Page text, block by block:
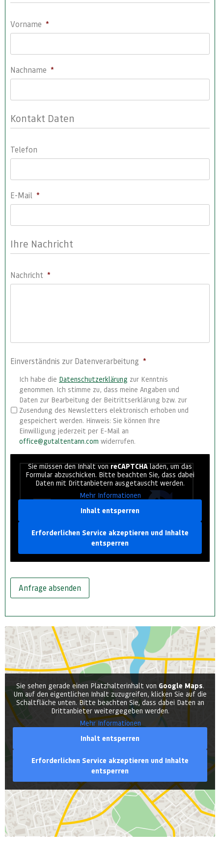
Vorname *
Nachname *
Kontakt Daten
Telefon
E-Mail *
Ihre Nachricht
Nachricht *
Einverständnis zur Datenverarbeitung *
Ich habe die Datenschutzerklärung zur Kenntnis
genommen. Ich stimme zu, dass meine Angaben und
Daten zur Bearbeitung der Beitrittserklärung bzw. zur
Zusendung des Newsletters elektronisch erhoben und
gespeichert werden. Hinweis: Sie können Ihre
Einwilligung jederzeit per E-Mail an
office@gutaltentann.com widerrufen.
Sie müssen den Inhalt vonreCAPTCHAladen, um das
Formular abzuschicken. Bitte beachten Sie, dass dabei
Daten mit Drittanbietern ausgetauscht werden.
Mehr Informationen
Inhalt entsperren
Erforderlichen Service akzeptieren und Inhalte
entsperren
Anfrage absenden
Sie sehen gerade einen Platzhalterinhalt von Google Maps.
Um auf den eigentlichen Inhalt zuzugreifen, klicken Sie auf die
Schaltfläche unten. Bitte beachten Sie, dass dabei Daten an
Drittanbieter weitergegeben werden.
Mehr Informationen
Inhalt entsperren
Erforderlichen Service akzeptieren und Inhalte
entsperren